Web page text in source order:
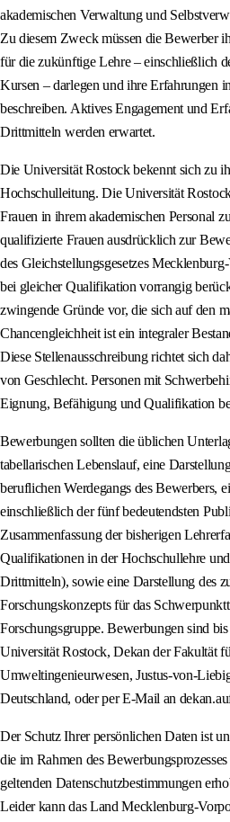
akademischen Verwaltung und
Zu diesem Zweck müssen die Bewerber
für die zukünftige Lehre – einschließlich
Kursen – darlegen und ihre Erfahrungen
beschreiben. Aktives Engagement und
Drittmitteln werden erwartet.
Die Universität Rostock bekennt sich zu
Hochschulleitung. Die Universität
Frauen in ihrem akademischen Personal
qualifizierte Frauen ausdrücklich zur
des Gleichstellungsgesetzes
bei gleicher Qualifikation vorrangig
zwingende Gründe vor, die sich auf den
Chancengleichheit ist ein integraler
Diese Stellenausschreibung richtet sich
von Geschlecht. Personen mit
Eignung, Befähigung und Qualifikation
Bewerbungen sollten die üblichen
tabellarischen Lebenslauf, eine
beruflichen Werdegangs des Bewerbers,
einschließlich der fünf bedeutendsten
Zusammenfassung der bisherigen
Qualifikationen in der Hochschullehre
Drittmitteln), sowie eine Darstellung des
Forschungskonzepts für das
Forschungsgruppe. Bewerbungen sind
Universität Rostock, Dekan der Fakultät
Umweltingenieurwesen, Justus-von-
Deutschland, oder per E-Mail an
Der Schutz Ihrer persönlichen Daten ist
die im Rahmen des
geltenden Datenschutzbestimmungen
Leider kann das Land Mecklenburg-